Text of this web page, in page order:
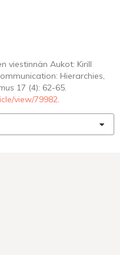
viestinnän Aukot: Kirill
Hierarchies,
17 (4): 62-65.
view/79982.